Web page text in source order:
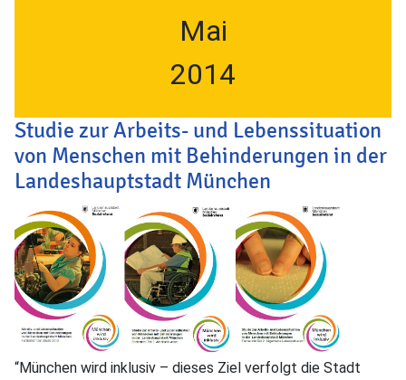
Mai
2014
Studie zur Arbeits- und Lebenssituation
von Menschen mit Behinderungen in der
Landeshauptstadt München
“München wird inklusiv – dieses Ziel verfolgt die Stadt